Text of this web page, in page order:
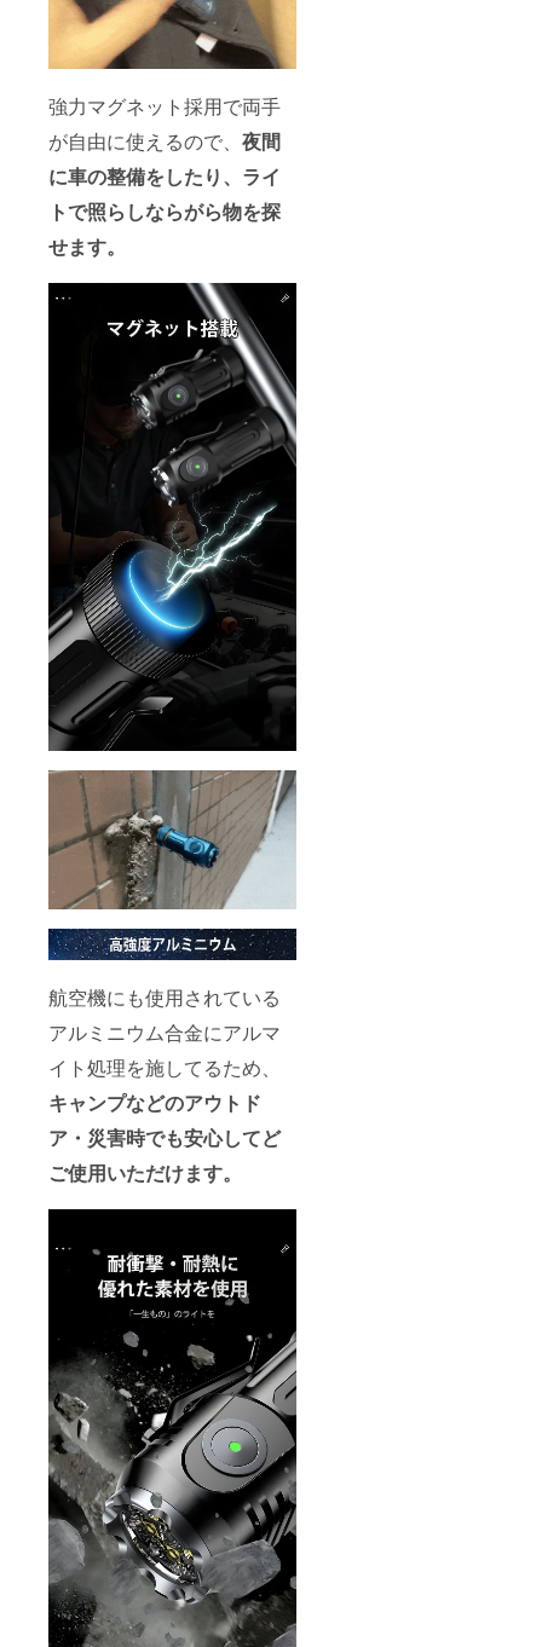
強力マグネット採用で両手
が自由に使えるので、 夜間
に車の整備をしたり、ライ
トで照らしならがら物を探
せます。
航空機にも使用されている
アルミニウム合金にアルマ
イト処理を施してるため、
キャンプなどのアウトド
ア・災害時でも安心してど
ご使用いただけます。